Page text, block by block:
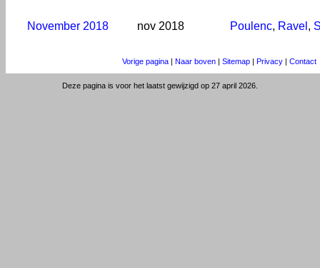
November 2018 nov 2018 Poulenc, Ravel ,
Vorige pagina| Naar boven| Sitemap| Privacy| Contact
Deze pagina is voor het laatst gewijzigd op 27 april 2026.